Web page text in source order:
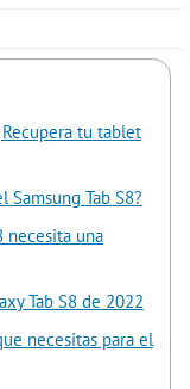
tu tablet
Tab S8?
necesita una
Tab S8 de 2022
necesitas para el